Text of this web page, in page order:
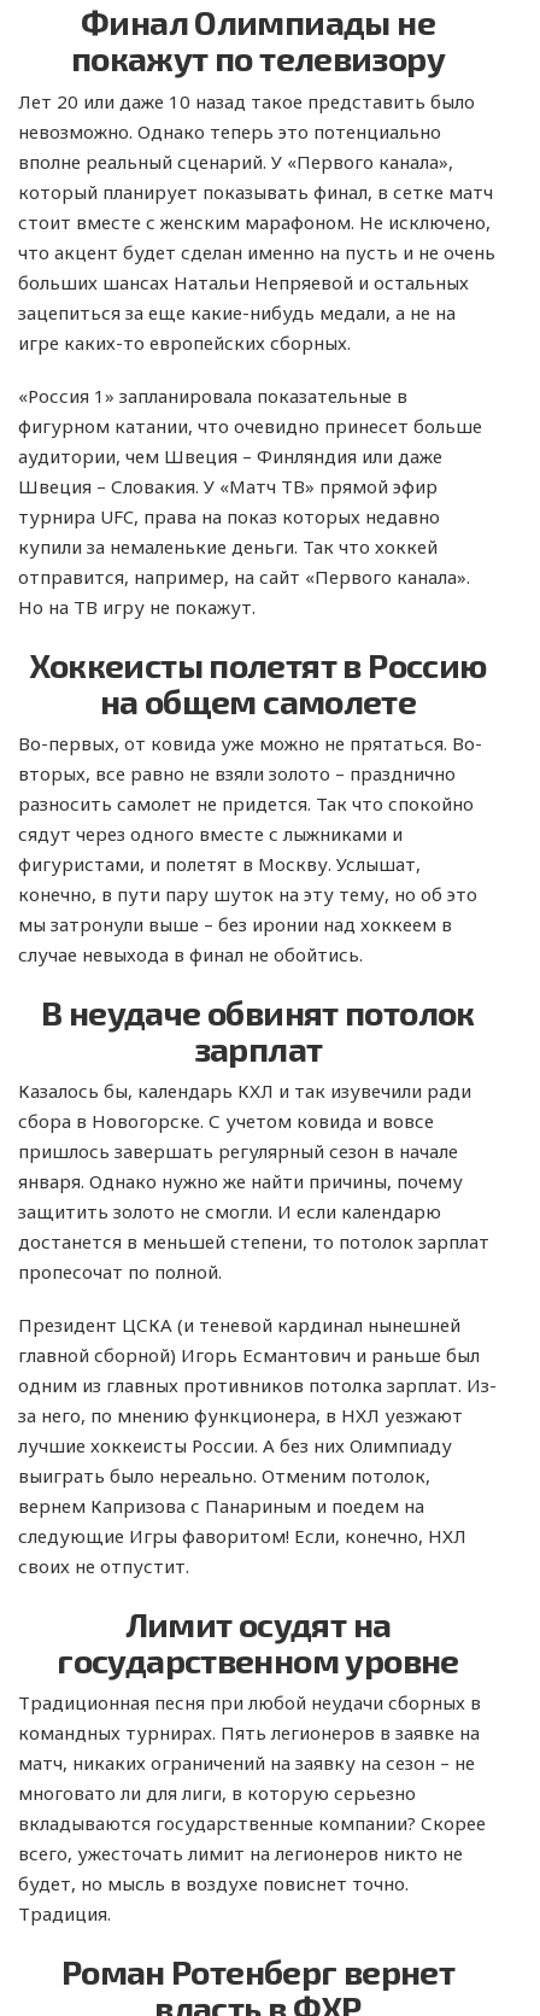
Финал Олимпиады не
покажут по телевизору
Лет 20 или даже 10 назад такое представить было
невозможно. Однако теперь это потенциально
вполне реальный сценарий. У «Первого канала»,
который планирует показывать финал, в сетке матч
стоит вместе с женским марафоном. Не исключено,
что акцент будет сделан именно на пусть и не очень
больших шансах Натальи Непряевой и остальных
зацепиться за еще какие-нибудь медали, а не на
игре каких-то европейских сборных.
«Россия 1» запланировала показательные в
фигурном катании, что очевидно принесет больше
аудитории, чем Швеция – Финляндия или даже
Швеция – Словакия. У «Матч ТВ» прямой эфир
турнира UFC, права на показ которых недавно
купили за немаленькие деньги. Так что хоккей
отправится, например, на сайт «Первого канала».
Но на ТВ игру не покажут.
Хоккеисты полетят в Россию
на общем самолете
Во-первых, от ковида уже можно не прятаться. Во-
вторых, все равно не взяли золото – празднично
разносить самолет не придется. Так что спокойно
сядут через одного вместе с лыжниками и
фигуристами, и полетят в Москву. Услышат,
конечно, в пути пару шуток на эту тему, но об это
мы затронули выше – без иронии над хоккеем в
случае невыхода в финал не обойтись.
В неудаче обвинят потолок
зарплат
Казалось бы, календарь КХЛ и так изувечили ради
сбора в Новогорске. С учетом ковида и вовсе
пришлось завершать регулярный сезон в начале
января. Однако нужно же найти причины, почему
защитить золото не смогли. И если календарю
достанется в меньшей степени, то потолок зарплат
пропесочат по полной.
Президент ЦСКА (и теневой кардинал нынешней
главной сборной) Игорь Есмантович и раньше был
одним из главных противников потолка зарплат. Из-
за него, по мнению функционера, в НХЛ уезжают
лучшие хоккеисты России. А без них Олимпиаду
выиграть было нереально. Отменим потолок,
вернем Капризова с Панариным и поедем на
следующие Игры фаворитом! Если, конечно, НХЛ
своих не отпустит.
Лимит осудят на
государственном уровне
Традиционная песня при любой неудачи сборных в
командных турнирах. Пять легионеров в заявке на
матч, никаких ограничений на заявку на сезон – не
многовато ли для лиги, в которую серьезно
вкладываются государственные компании? Скорее
всего, ужесточать лимит на легионеров никто не
будет, но мысль в воздухе повиснет точно.
Традиция.
Роман Ротенберг вернет